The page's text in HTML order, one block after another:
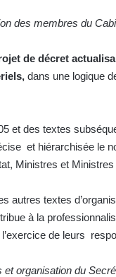
des membres du
de décret
dans une logique
et des textes
et hiérarchisée le
Ministres et
autres textes
à la
de leurs
et organisation du